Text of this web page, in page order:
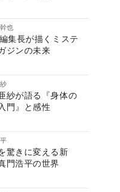
也
集長が描くミステ
ジンの未来
紗が語る『身体の
門』と感性
驚きに変える新
門浩平の世界